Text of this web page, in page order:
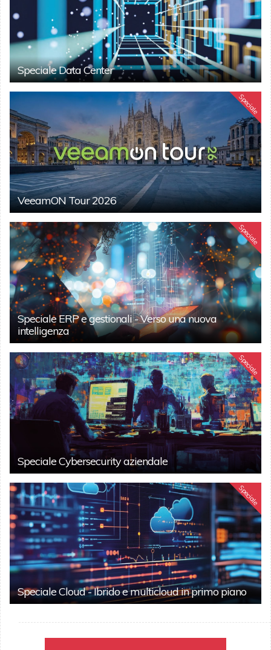
Speciale Data Center
Speciale
VeeamON Tour 2026
Speciale
Speciale ERP e gestionali - Verso una nuova
intelligenza
Speciale
Speciale Cybersecurity aziendale
Speciale
Speciale Cloud - Ibrido e multicloud in primo piano